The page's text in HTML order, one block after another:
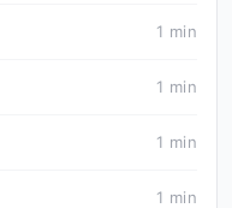
1 min
1 min
1 min
1 min